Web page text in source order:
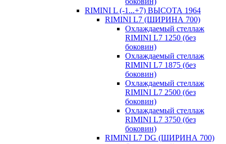
RIMINI L (-1...+7) ВЫСОТА 1964
RIMINI L7 (ШИРИНА 700)
Охлаждаемый стеллаж
RIMINI L7 1250 (без
боковин)
Охлаждаемый стеллаж
RIMINI L7 1875 (без
боковин)
Охлаждаемый стеллаж
RIMINI L7 2500 (без
боковин)
Охлаждаемый стеллаж
RIMINI L7 3750 (без
боковин)
RIMINI L7 DG (ШИРИНА 700)